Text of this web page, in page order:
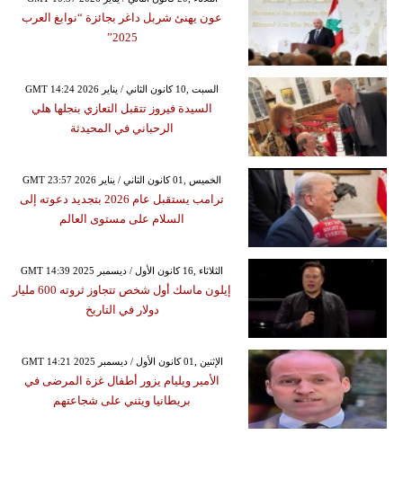
عون يهنئ شربل داغر بجائزة “نوابغ العرب
2025”
GMT 14:24 2026 السبت ,10 كانون الثاني / يناير
السيدة فيروز تتقبل التعازي بنجلها هلي
الرحباني في المحيدثة
GMT 23:57 2026 الخميس ,01 كانون الثاني / يناير
ترامب يستقبل عام 2026 بتجديد دعوته إلى
السلام على مستوى العالم
GMT 14:39 2025 الثلاثاء ,16 كانون الأول / ديسمبر
إيلون ماسك أول شخص تتجاوز ثروته 600 مليار
دولار في التاريخ
GMT 14:21 2025 الإثنين ,01 كانون الأول / ديسمبر
الأمير ويليام يزور أطفال غزة المرضى في
بريطانيا ويثني على شجاعتهم